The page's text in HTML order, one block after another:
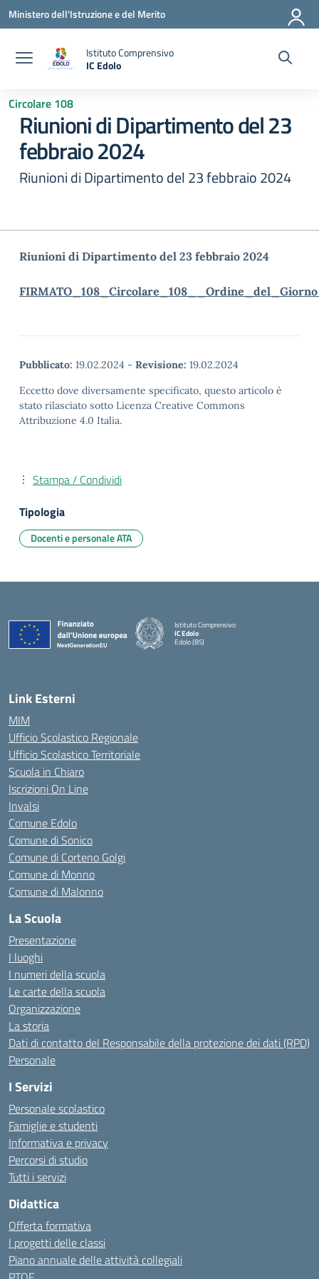
Vai ai contenuti
Vai al menu di navigazione
Vai al footer
Ministero dell'Istruzione e del Merito
Istituto Comprensivo
IC Edolo
Circolare 108
Riunioni di Dipartimento del 23
febbraio 2024
Riunioni di Dipartimento del 23 febbraio 2024
Riunioni di Dipartimento del 23 febbraio 2024
Pubblicato: 19.02.2024 - Revisione: 19.02.2024
Eccetto dove diversamente specificato, questo articolo è
stato rilasciato sotto Licenza Creative Commons
Attribuzione 4.0 Italia.
Stampa / Condividi
Tipologia
Docenti e personale ATA
Istituto Comprensivo
IC Edolo
Edolo (BS)
Link Esterni
MIM
Ufficio Scolastico Regionale
Ufficio Scolastico Territoriale
Scuola in Chiaro
Iscrizioni On Line
Invalsi
Comune Edolo
Comune di Sonico
Comune di Corteno Golgi
Comune di Monno
Comune di Malonno
La Scuola
Presentazione
I luoghi
I numeri della scuola
Le carte della scuola
Organizzazione
La storia
Dati di contatto del Responsabile della protezione dei dati (RPD)
Personale
I Servizi
Personale scolastico
Famiglie e studenti
Informativa e privacy
Percorsi di studio
Tutti i servizi
Didattica
Offerta formativa
I progetti delle classi
Piano annuale delle attività collegiali